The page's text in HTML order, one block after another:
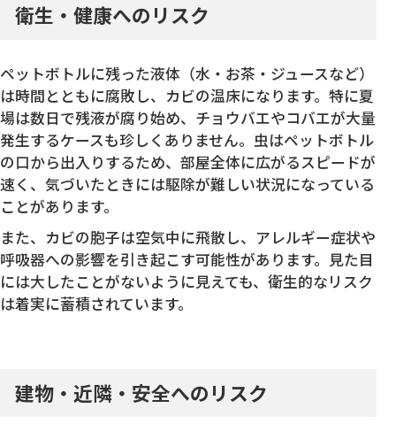
衛生・健康へのリスク
ペットボトルに残った液体（水・お茶・ジュースなど）
は時間とともに腐敗し、カビの温床になります。特に夏
場は数日で残液が腐り始め、チョウバエやコバエが大量
発生するケースも珍しくありません。虫はペットボトル
の口から出入りするため、部屋全体に広がるスピードが
速く、気づいたときには駆除が難しい状況になっている
ことがあります。
また、カビの胞子は空気中に飛散し、アレルギー症状や
呼吸器への影響を引き起こす可能性があります。見た目
には大したことがないように見えても、衛生的なリスク
は着実に蓄積されています。
建物・近隣・安全へのリスク